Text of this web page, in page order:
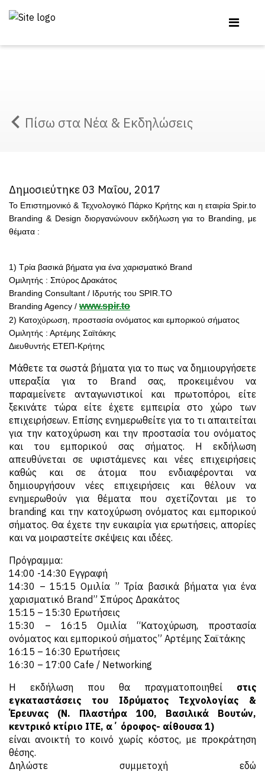
Πίσω στα Νέα & Εκδηλώσεις
Δημοσιεύτηκε 03 Μαΐου, 2017
Το Επιστημονικό & Τεχνολογικό Πάρκο Κρήτης και η εταιρία Spir.to
Branding & Design διοργανώνουν εκδήλωση για το Branding, με
θέματα :
1) Τρία βασικά βήματα για ένα χαρισματικό Brand
Oμιλητής : Σπύρος Δρακάτος
Branding Consultant / Ιδρυτής του SPIR.TO
Branding Agency / www.spir.to
2) Κατοχύρωση, προστασία ονόματος και εμπορικού σήματος
Oμιλητής : Αρτέμης Σαϊτάκης
Διευθυντής ΕΤΕΠ-Κρήτης
Μάθετε τα σωστά βήματα για το πως να δημιουργήσετε
υπεραξία για το Brand σας, προκειμένου να
παραμείνετε ανταγωνιστικοί και πρωτοπόροι, είτε
ξεκινάτε τώρα είτε έχετε εμπειρία στο χώρο των
επιχειρήσεων. Επίσης ενημερωθείτε για το τι απαιτείται
για την κατοχύρωση και την προστασία του ονόματος
και του εμπορικού σας σήματος. Η εκδήλωση
απευθύνεται σε υφιστάμενες και νέες επιχειρήσεις
καθώς και σε άτομα που ενδιαφέρονται να
δημιουργήσουν νέες επιχειρήσεις και θέλουν να
ενημερωθούν για θέματα που σχετίζονται με το
branding και την κατοχύρωση ονόματος και εμπορικού
σήματος. Θα έχετε την ευκαιρία για ερωτήσεις, απορίες
και να μοιραστείτε σκέψεις και ιδέες.
Πρόγραμμα:
14:00 -14:30 Εγγραφή
14:30 – 15:15 Ομιλία ” Τρία βασικά βήματα για ένα
χαρισματικό Brand” Σπύρος Δρακάτος
15:15 – 15:30 Ερωτήσεις
15:30 – 16:15 Ομιλία “Κατοχύρωση, προστασία
ονόματος και εμπορικού σήματος” Αρτέμης Σαϊτάκης
16:15 – 16:30 Eρωτήσεις
16:30 – 17:00 Cafe / Networking
Η εκδήλωση που θα πραγματοποιηθεί στις
εγκαταστάσεις του Ιδρύματος Τεχνολογίας &
Έρευνας (Ν. Πλαστήρα 100, Βασιλικά Βουτών,
κεντρικό κτίριο ΙΤΕ, α΄ όροφος- αίθουσα 1)
είναι ανοικτή το κοινό χωρίς κόστος, με προκράτηση
θέσης.
Δηλώστε συμμετοχή εδώ